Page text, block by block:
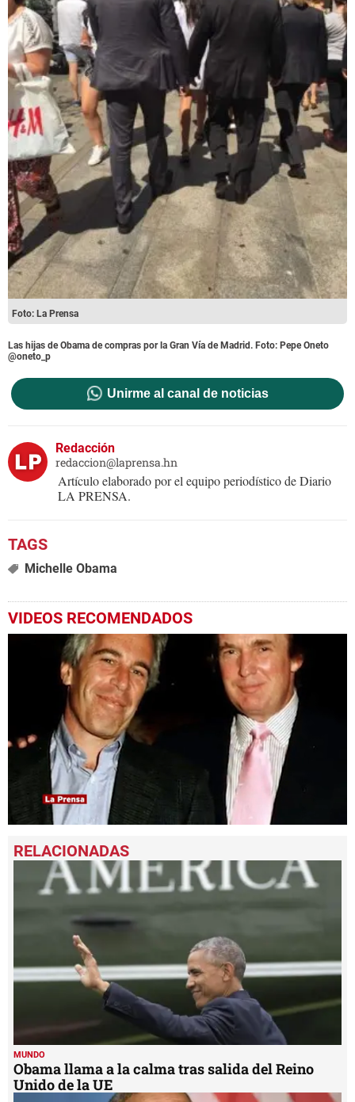
Foto: La Prensa
Las hijas de Obama de compras por la Gran Vía de Madrid. Foto: Pepe Oneto
@oneto_p
Unirme al canal de noticias
Redacción
redaccion@laprensa.hn
Artículo elaborado por el equipo periodístico de Diario
LA PRENSA.
Michelle Obama
VIDEOS RECOMENDADOS
seconds
of
minute,
MUNDO
Obama llama a la calma tras salida del Reino
Unido de la UE